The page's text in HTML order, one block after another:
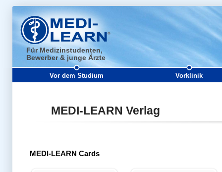
Für Medizinstudenten,
Bewerber & junge Ärzte
Vor dem Studium Vorklinik
MEDI-LEARN Verlag
MEDI-LEARN Cards